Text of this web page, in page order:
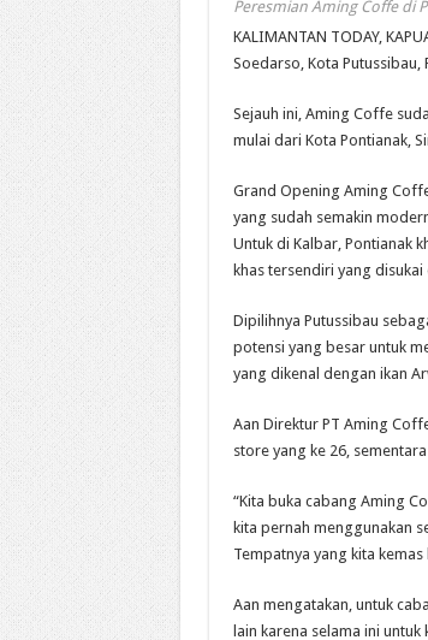
Peresmian Aming Coffe di
KALIMANTAN TODAY,
Soedarso, Kota Putussibau,
Sejauh ini, Aming Coffe
mulai dari Kota Pontianak,
Grand Opening Aming
yang sudah semakin
Untuk di Kalbar, Pontianak
khas tersendiri yang
Dipilihnya Putussibau
potensi yang besar untuk
yang dikenal dengan ikan
Aan Direktur PT Aming
store yang ke 26,
“Kita buka cabang Aming
kita pernah menggunakan
Tempatnya yang kita
Aan mengatakan, untuk
lain karena selama ini